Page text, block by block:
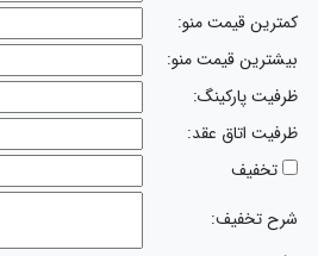
کمترین قیمت منو:
بیشترین قیمت منو:
ظرفیت پارکینگ:
ظرفیت اتاق عقد:
تخفیف
شرح تخفیف: